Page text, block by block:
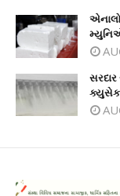
મ્યુનિએ
સરદાર
ક્યુસેક